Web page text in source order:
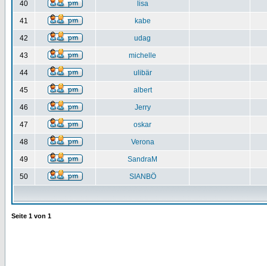
40 lisa
41 kabe
42 udag
43 michelle
44 ulibär
45 albert
46 Jerry
47 oskar
48 Verona
49 SandraM
50 SIANBÖ
Seite 1 von 1